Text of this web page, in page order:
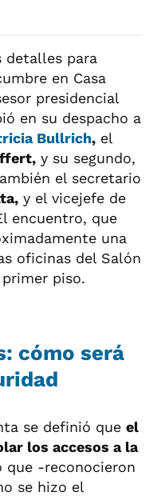
detalles para
en Casa
presidencial
en su despacho a
Bullrich, el
y su segundo,
el secretario
y el vicejefe de
encuentro, que
una
oficinas del Salón
piso.
cómo será
se definió que el
los accesos a la
que -reconocieron
se hizo el